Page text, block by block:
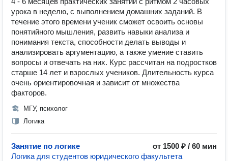
урока в неделю, с выполнением домашних заданий. В
течение этого времени ученик сможет освоить основы
понятийного мышления, развить навыки анализа и
понимания текста, способности делать выводы и
анализировать аргументацию, а также умение ставить
вопросы и отвечать на них. Курс рассчитан на подростков
старше 14 лет и взрослых учеников. Длительность курса
очень ориентировочная и зависит от множества
факторов.
МГУ, психолог
Логика
Занятие по логике
от 1500 ₽ / 60 мин
Логика для студентов юридического факультета